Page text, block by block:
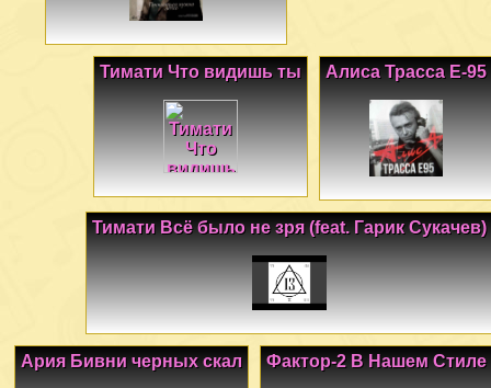
Алиса Трасса Е-95
Тимати Что видишь ты
Тимати Всё было не зря (feat. Гарик Сукачев)
Фактор-2 В Нашем Стиле
Ария Бивни черных скал